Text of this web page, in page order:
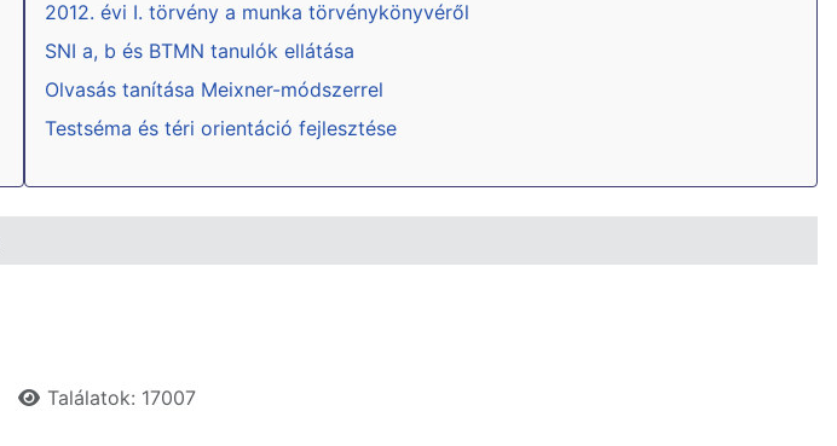
2012. évi I. törvény a munka törvénykönyvéről
SNI a, b és BTMN tanulók ellátása
Olvasás tanítása Meixner-módszerrel
Testséma és téri orientáció fejlesztése
Találatok: 17007